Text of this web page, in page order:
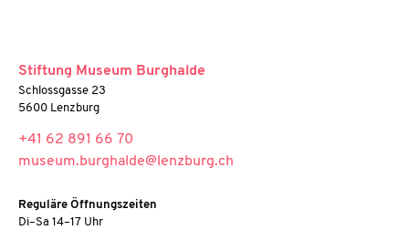
Stiftung Museum Burghalde
Schlossgasse 23
5600 Lenzburg
+41 62 891 66 70
museum.burghalde@lenzburg.ch
Reguläre Öffnungszeiten
Di–Sa 14–17 Uhr